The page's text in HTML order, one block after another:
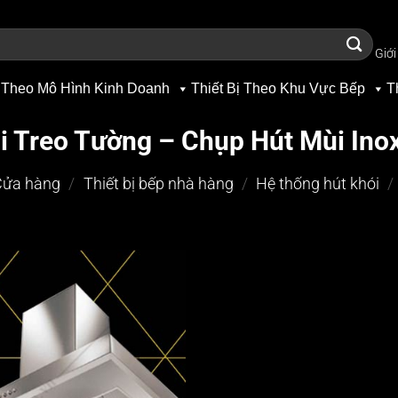
Mô Hình Kinh Doanh Thiết Bị Theo Khu Vực Bếp
Treo Tường – Chụp Hút Mùi
hàng / Thiết bị bếp nhà hàng / Hệ thống hút khói /